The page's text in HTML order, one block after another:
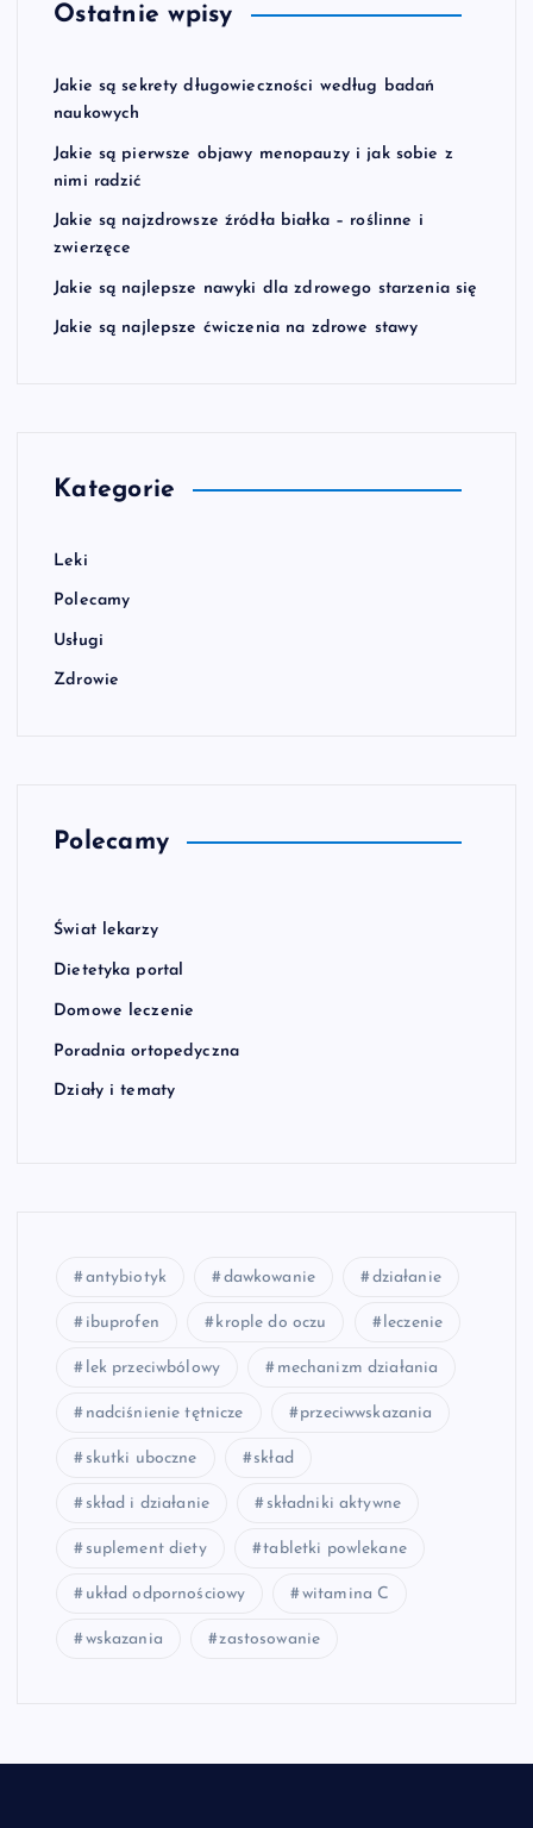
Ostatnie wpisy
Jakie są sekrety długowieczności według badań
naukowych
Jakie są pierwsze objawy menopauzy i jak sobie z
nimi radzić
Jakie są najzdrowsze źródła białka – roślinne i
zwierzęce
Jakie są najlepsze nawyki dla zdrowego starzenia się
Jakie są najlepsze ćwiczenia na zdrowe stawy
Kategorie
Leki
Polecamy
Usługi
Zdrowie
Polecamy
Świat lekarzy
Dietetyka portal
Domowe leczenie
Poradnia ortopedyczna
Działy i tematy
antybiotyk dawkowanie działanie
ibuprofen krople do oczu leczenie
lek przeciwbólowy mechanizm działania
nadciśnienie tętnicze przeciwwskazania
skutki uboczne skład
skład i działanie składniki aktywne
suplement diety tabletki powlekane
układ odpornościowy witamina C
wskazania zastosowanie